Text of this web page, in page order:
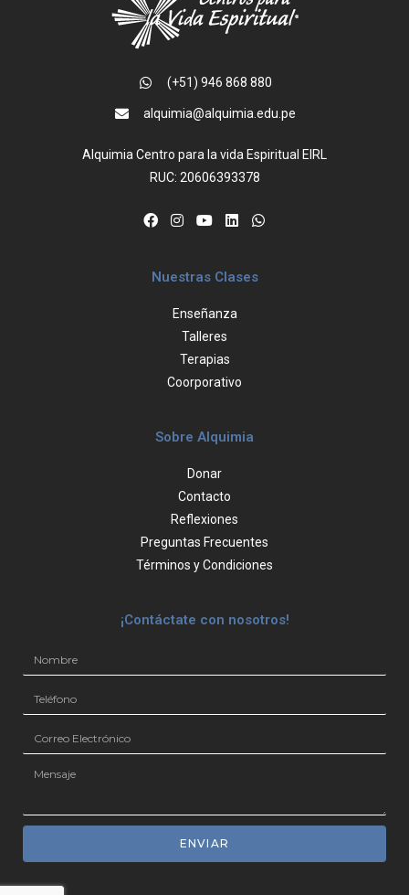
(+51) 946 868 880
alquimia@alquimia.edu.pe
Alquimia Centro para la vida Espiritual EIRL
RUC: 20606393378
Nuestras Clases
Enseñanza
Talleres
Terapias
Coorporativo
Sobre Alquimia
Donar
Contacto
Reflexiones
Preguntas Frecuentes
Términos y Condiciones
¡Contáctate con nosotros!
ENVIAR